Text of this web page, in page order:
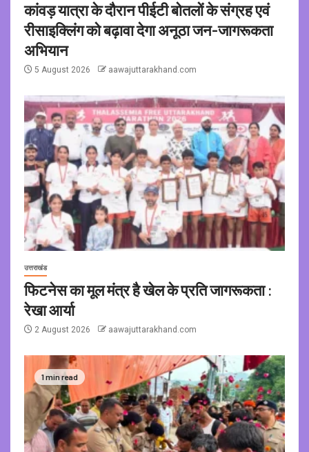
कांवड़ यात्रा के दौरान पीईटी बोतलों के संग्रह एवं
रीसाइक्लिंग को बढ़ावा देगा अनूठा जन-जागरूकता
अभियान
5 August 2026 aawajuttarakhand.com
उत्तराखंड
फिटनेस का मूल मंत्र है खेल के प्रति जागरूकता :
रेखा आर्या
2 August 2026 aawajuttarakhand.com
1 min read